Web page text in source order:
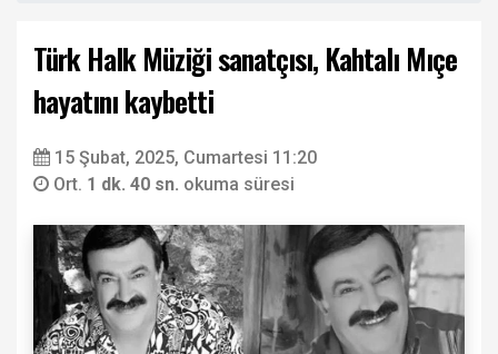
Türk Halk Müziği sanatçısı, Kahtalı Mıçe
hayatını kaybetti
15 Şubat, 2025, Cumartesi 11:20
Ort. 1 dk. 40 sn. okuma süresi